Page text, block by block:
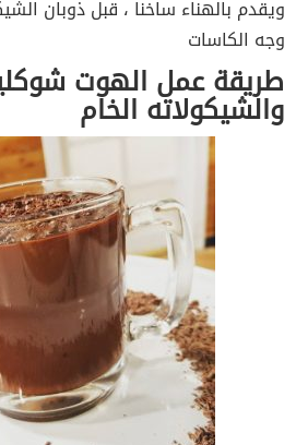
ويقدم بالهناء ساخنا ، قبل ذوبان
وجه الكاسات
طريقة عمل الهوت
والشيكولاته الخام